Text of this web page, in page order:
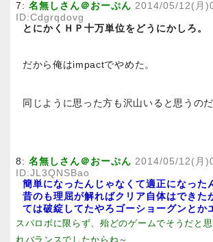
7: 名無しさん＠おーぷん 2014/05/12(月
ID:Cdgrqdovg
とにかくＨＰ十万単位をどうにかしろ。
だから俺はimpactでやめた。
同じように思った方も沢山いると思うのだ
8: 名無しさん＠おーぷん 2014/05/12(月
ID:JL3QNSBao
簡単になったんじゃなくて適正になった
昔のも理屈が解ればクリア自体はできた
ては破綻してたやろゴーショーグンとか
スパロボに限らず、殆どのゲームでそうだと
れバランスでしたからね～